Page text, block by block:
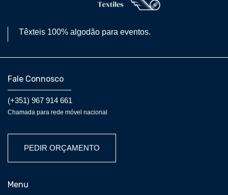
Têxteis 100% algodão para eventos.
Fale Connosco
(+351) 967 914 661
Chamada para rede móvel nacional
PEDIR ORÇAMENTO
Menu